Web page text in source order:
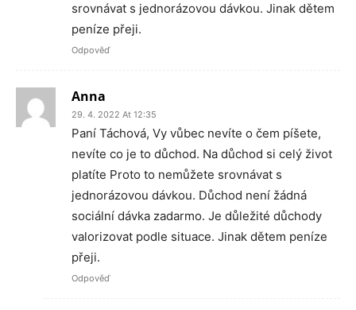
srovnávat s jednorázovou dávkou. Jinak dětem
peníze přeji.
Odpověď
Anna
29. 4. 2022 At 12:35
Paní Táchová, Vy vůbec nevíte o čem píšete,
nevíte co je to důchod. Na důchod si celý život
platíte Proto to nemůžete srovnávat s
jednorázovou dávkou. Důchod není žádná
sociální dávka zadarmo. Je důležité důchody
valorizovat podle situace. Jinak dětem peníze
přeji.
Odpověď